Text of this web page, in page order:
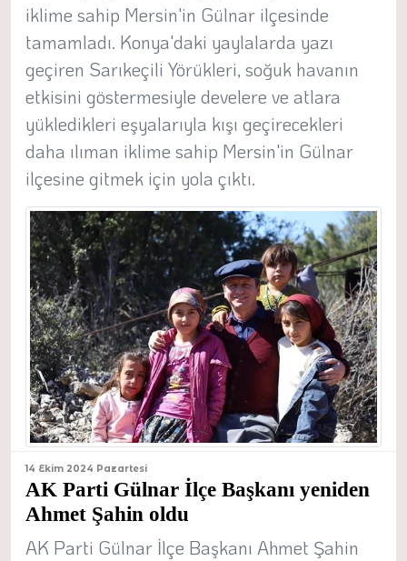
iklime sahip Mersin'in Gülnar ilçesinde
tamamladı. Konya'daki yaylalarda yazı
geçiren Sarıkeçili Yörükleri, soğuk havanın
etkisini göstermesiyle develere ve atlara
yükledikleri eşyalarıyla kışı geçirecekleri
daha ılıman iklime sahip Mersin'in Gülnar
ilçesine gitmek için yola çıktı.
14 Ekim 2024 Pazartesi
AK Parti Gülnar İlçe Başkanı yeniden
Ahmet Şahin oldu
AK Parti Gülnar İlçe Başkanı Ahmet Şahin